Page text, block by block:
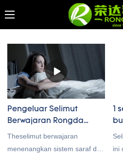
Pengeluar Selimut
Berwajaran Rongda
Custom/ Borong
Theselimut berwajaran
menenangkan sistem saraf dan
1
ini